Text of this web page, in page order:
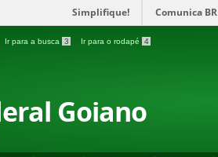
Simplifique! Comunica BR
Ir para a busca 3 Ir para o rodapé 4
Goiano